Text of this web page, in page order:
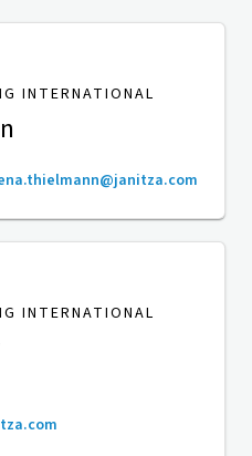
INTERNATIONAL
INTERNATIONAL